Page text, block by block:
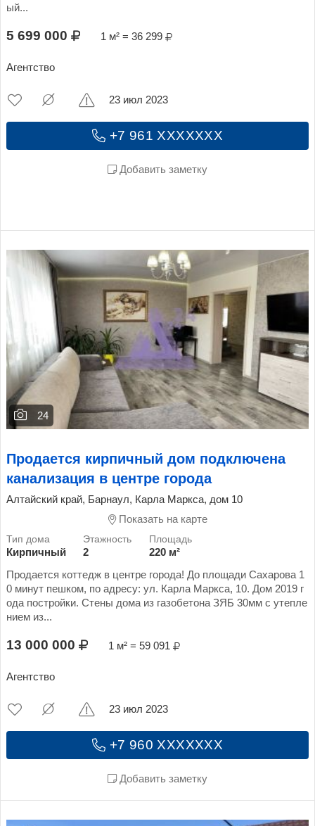
ый...
5 699 000 1 м² = 36 299
Агентство
+7 961 XXXXXXX
Добавить заметку
23 июл 2023
24
Продается кирпичный дом подключена
канализация в центре города
Алтайский край, Барнаул, Карла Маркса, дом 10
Показать на карте
Кирпичный 2
220 м²
Продается коттедж в центре города! До площади Сахарова 1
0 минут пешком, по адресу: ул. Карла Маркса, 10. Дом 2019 г
ода постройки. Стены дома из газобетона ЗЯБ 30мм с утепле
нием из...
13 000 000 1 м² = 59 091
Агентство
+7 960 XXXXXXX
Добавить заметку
23 июл 2023